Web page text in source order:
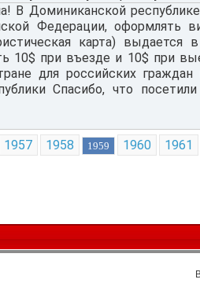
В Доминиканской
Федерации, оформлять
карта)
10$ при въезде и 10$ при
для российских
Спасибо, что
1957 1958 1959 1960 1961